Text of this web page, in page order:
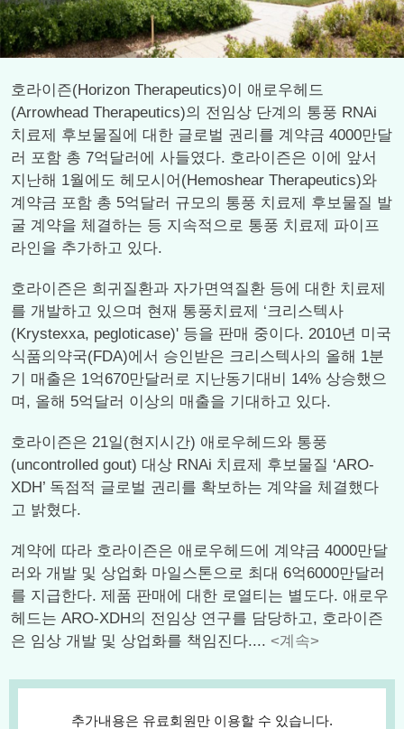
호라이즌(Horizon Therapeutics)이 애로우헤드
(Arrowhead Therapeutics)의 전임상 단계의 통풍 RNAi
치료제 후보물질에 대한 글로벌 권리를 계약금 4000만달
러 포함 총 7억달러에 사들였다. 호라이즌은 이에 앞서
지난해 1월에도 헤모시어(Hemoshear Therapeutics)와
계약금 포함 총 5억달러 규모의 통풍 치료제 후보물질 발
굴 계약을 체결하는 등 지속적으로 통풍 치료제 파이프
라인을 추가하고 있다.
호라이즌은 희귀질환과 자가면역질환 등에 대한 치료제
를 개발하고 있으며 현재 통풍치료제 ‘크리스텍사
(Krystexxa, pegloticase)' 등을 판매 중이다. 2010년 미국
식품의약국(FDA)에서 승인받은 크리스텍사의 올해 1분
기 매출은 1억670만달러로 지난동기대비 14% 상승했으
며, 올해 5억달러 이상의 매출을 기대하고 있다.
호라이즌은 21일(현지시간) 애로우헤드와 통풍
(uncontrolled gout) 대상 RNAi 치료제 후보물질 ‘ARO-
XDH’ 독점적 글로벌 권리를 확보하는 계약을 체결했다
고 밝혔다.
계약에 따라 호라이즌은 애로우헤드에 계약금 4000만달
러와 개발 및 상업화 마일스톤으로 최대 6억6000만달러
를 지급한다. 제품 판매에 대한 로열티는 별도다. 애로우
헤드는 ARO-XDH의 전임상 연구를 담당하고, 호라이즌
은 임상 개발 및 상업화를 책임진다.... <계속>
추가내용은 유료회원만 이용할 수 있습니다.